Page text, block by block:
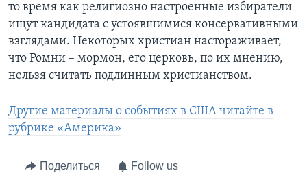
то время как религиозно настроенные избиратели
ищут кандидата с устоявшимися консервативными
взглядами. Некоторых христиан настораживает,
что Ромни – мормон, его церковь, по их мнению,
нельзя считать подлинным христианством.
Другие материалы о событиях в США читайте в
рубрике «Америка»
Поделиться Follow us